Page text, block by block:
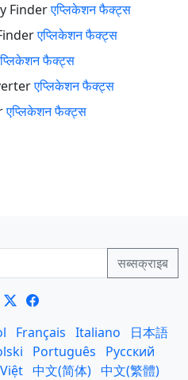
Finderएप्लिकेशन फैक्ट्स
एप्लिकेशन फैक्ट्स
फैक्ट्स
एप्लिकेशन फैक्ट्स
एप्लिकेशन फैक्ट्स
Français Italiano
日本語
Português
Русский
中文(简体) 中文(繁體)